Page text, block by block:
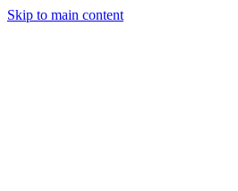
Skip to main content